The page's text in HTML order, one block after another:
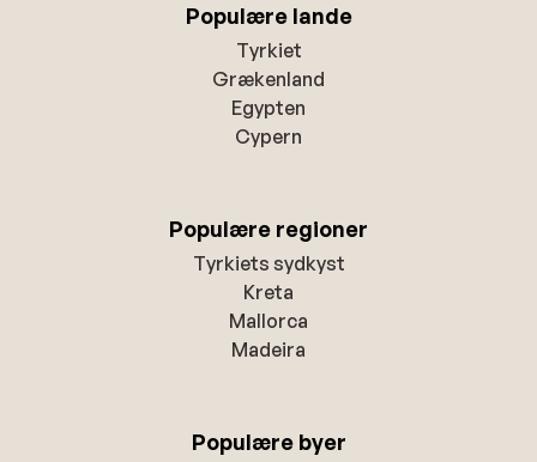
Populære lande
Tyrkiet
Grækenland
Egypten
Cypern
Populære regioner
Tyrkiets sydkyst
Kreta
Mallorca
Madeira
Populære byer